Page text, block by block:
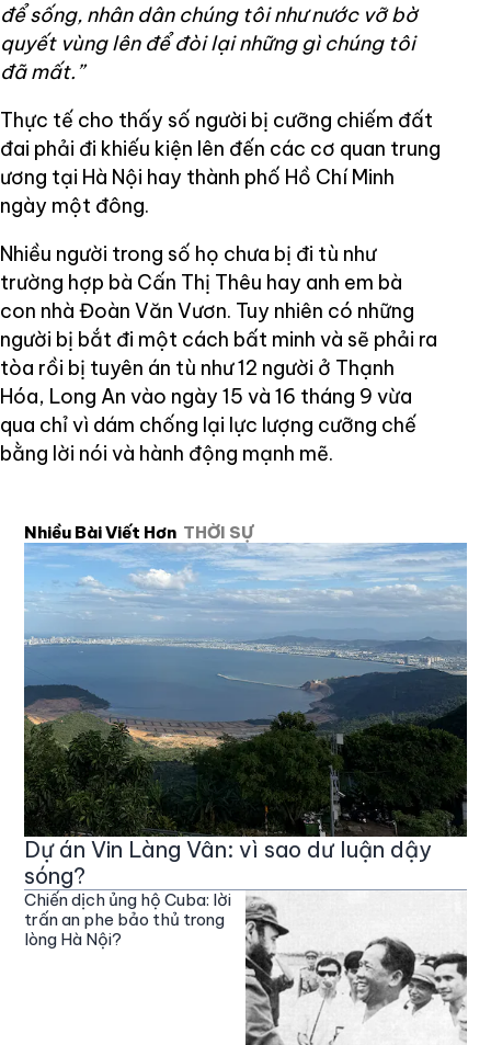
để sống, nhân dân chúng tôi như nước vỡ bờ
quyết vùng lên để đòi lại những gì chúng tôi
đã mất.”
Thực tế cho thấy số người bị cưỡng chiếm đất
đai phải đi khiếu kiện lên đến các cơ quan trung
ương tại Hà Nội hay thành phố Hồ Chí Minh
ngày một đông.
Nhiều người trong số họ chưa bị đi tù như
trường hợp bà Cấn Thị Thêu hay anh em bà
con nhà Đoàn Văn Vươn. Tuy nhiên có những
người bị bắt đi một cách bất minh và sẽ phải ra
tòa rồi bị tuyên án tù như 12 người ở Thạnh
Hóa, Long An vào ngày 15 và 16 tháng 9 vừa
qua chỉ vì dám chống lại lực lượng cưỡng chế
bằng lời nói và hành động mạnh mẽ.
Nhiều Bài Viết Hơn THỜI SỰ
Dự án Vin Làng Vân: vì sao dư luận dậy
sóng?
Chiến dịch ủng hộ Cuba: lời
trấn an phe bảo thủ trong
lòng Hà Nội?